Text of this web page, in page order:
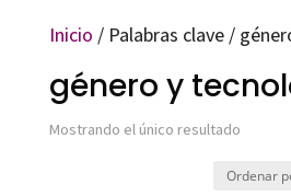
Inicio / Palabras clave /
género y
Mostrando el único resultado